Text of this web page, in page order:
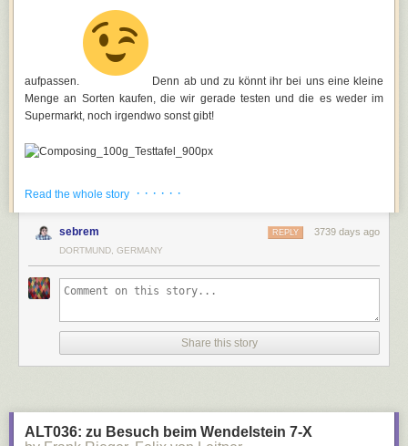
aufpassen.
Denn ab und zu könnt ihr bei uns eine kleine
Menge an Sorten kaufen, die wir gerade testen und die es weder im
Supermarkt, noch irgendwo sonst gibt!
Unsere Experten aus der Forschung und Entwicklung tüfteln das ganze
inspirieren, zum Beispiel durch Geschmackstrends, Kochrezepten, durch
Ideen von Kollegen und besonders auch von euren Ideen aus der
bzw. eine Kaufbereitschaft beim Kunden, werden die neuen Ideen ein
per Hand hergestellt, bis eine erste, zufriedenstellende Rezeptur
gefunden ist. Viele Sortenideen scheiden an diesem Punkt der
Die so entstandenen kleinen Auflagen, die wir Testtafeln nennen,
Read the whole story · · · · · ·
sebrem 3739 days ago
REPLY
DORTMUND, GERMANY
Share this story
ALT036: zu Besuch beim Wendelstein 7-X